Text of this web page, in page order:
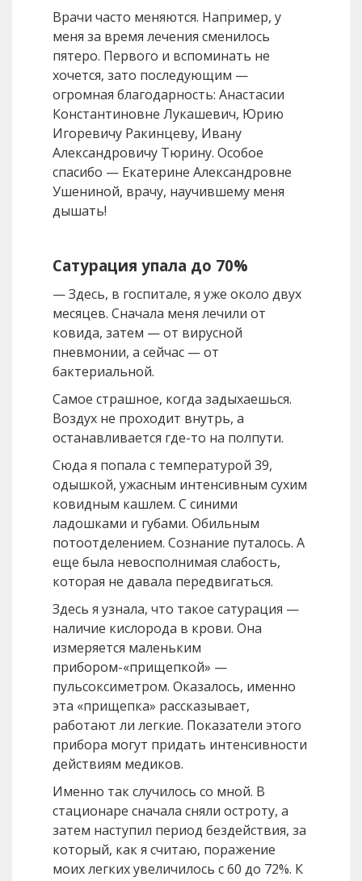
Врачи часто меняются. Например, у
меня за время лечения сменилось
пятеро. Первого и вспоминать не
хочется, зато последующим —
огромная благодарность: Анастасии
Константиновне Лукашевич, Юрию
Игоревичу Ракинцеву, Ивану
Александровичу Тюрину. Особое
спасибо — Екатерине Александровне
Ушениной, врачу, научившему меня
дышать!
Сатурация упала до 70%
— Здесь, в госпитале, я уже около двух
месяцев. Сначала меня лечили от
ковида, затем — от вирусной
пневмонии, а сейчас — от
бактериальной.
Самое страшное, когда задыхаешься.
Воздух не проходит внутрь, а
останавливается где-то на полпути.
Сюда я попала с температурой 39,
одышкой, ужасным интенсивным сухим
ковидным кашлем. С синими
ладошками и губами. Обильным
потоотделением. Сознание путалось. А
еще была невосполнимая слабость,
которая не давала передвигаться.
Здесь я узнала, что такое сатурация —
наличие кислорода в крови. Она
измеряется маленьким
прибором-«прищепкой» —
пульсоксиметром. Оказалось, именно
эта «прищепка» рассказывает,
работают ли легкие. Показатели этого
прибора могут придать интенсивности
действиям медиков.
Именно так случилось со мной. В
стационаре сначала сняли остроту, а
затем наступил период бездействия, за
который, как я считаю, поражение
моих легких увеличилось c 60 до 72%. К